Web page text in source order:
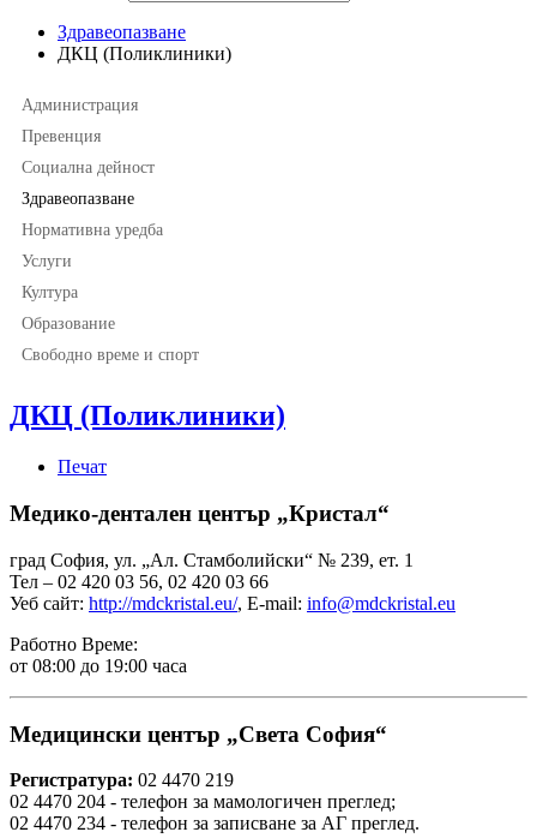
Здравеопазване
ДКЦ (Поликлиники)
Администрация
Превенция
Социална дейност
Здравеопазване
Нормативна уредба
Услуги
Култура
Образование
Свободно време и спорт
ДКЦ (Поликлиники)
Печат
Медико-дентален център „Кристал“
град София, ул. „Ал. Стамболийски“ № 239, ет. 1
Тел – 02 420 03 56, 02 420 03 66
Уеб сайт: http://mdckristal.eu/, E-mail: info@mdckristal.eu
Работно Време:
от 08:00 до 19:00 часа
Медицински център „Света София“
Регистратура: 02 4470 219
02 4470 204 - телефон за мамологичен преглед;
02 4470 234 - телефон за записване за АГ преглед.